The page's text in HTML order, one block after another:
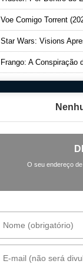
Voe Comigo Torrent
Star Wars: Visions Apresenta —
Frango: A Conspiração
O seu endereço